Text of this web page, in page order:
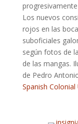
Los nuevos
rojos en las
suboficiales
según fotos de
de las mangas.
de Pedro
Spanish